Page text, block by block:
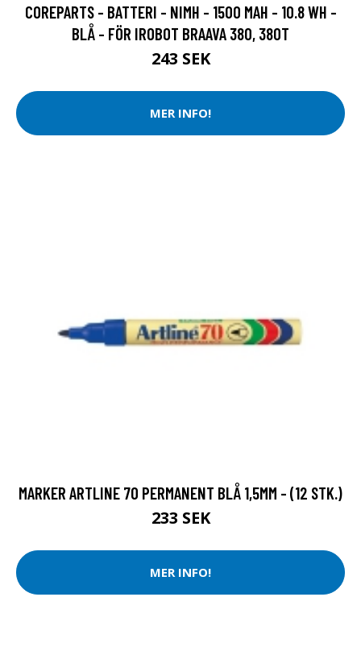
COREPARTS - BATTERI - NIMH - 1500 MAH - 10.8 WH -
BLÅ - FÖR IROBOT BRAAVA 380, 380T
243 SEK
MER INFO!
MARKER ARTLINE 70 PERMANENT BLÅ 1,5MM - (12 STK.)
233 SEK
MER INFO!